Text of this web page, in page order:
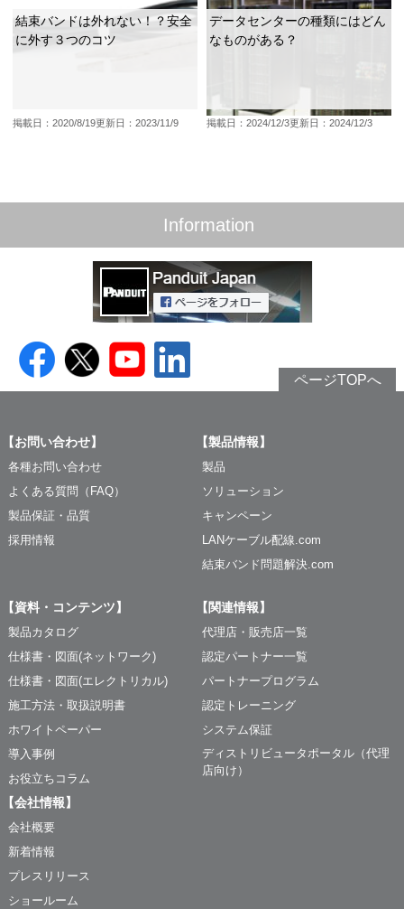
結束バンドは外れない！？安全
に外す３つのコツ
掲載日：2020/8/19更新日：2023/11/9
データセンターの種類にはどん
なものがある？
掲載日：2024/12/3更新日：2024/12/3
Information
ページTOPへ
【お問い合わせ】
各種お問い合わせ
よくある質問（FAQ）
製品保証・品質
採用情報
【製品情報】
製品
ソリューション
キャンペーン
LANケーブル配線.com
結束バンド問題解決.com
【資料・コンテンツ】
製品カタログ
仕様書・図面(ネットワーク)
仕様書・図面(エレクトリカル)
施工方法・取扱説明書
ホワイトペーパー
導入事例
お役立ちコラム
【関連情報】
代理店・販売店一覧
認定パートナー一覧
パートナープログラム
認定トレーニング
システム保証
ディストリビュータポータル（代理
店向け）
【会社情報】
会社概要
新着情報
プレスリリース
ショールーム